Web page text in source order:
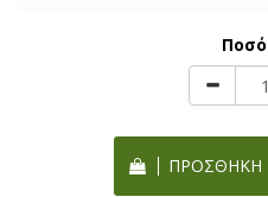
ΠΡΟΣΘΉΚΗ